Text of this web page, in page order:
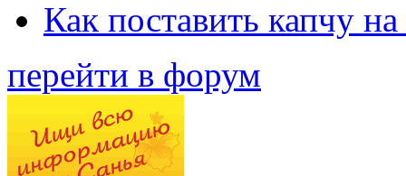
Как поставить капчу
перейти в форум